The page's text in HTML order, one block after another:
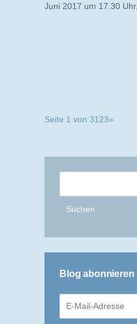
Juni 2017 um 17.30 Uhr.
Seite 1 von 31 23»
Blog abonnieren